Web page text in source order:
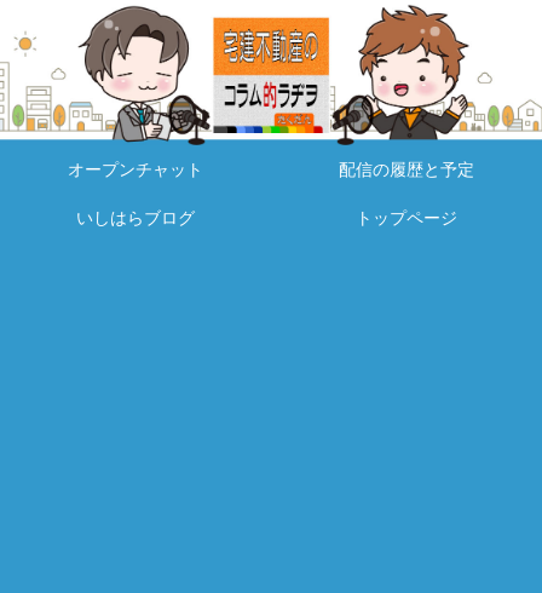
オープンチャット 配信の履歴と予定
いしはらブログ トップページ